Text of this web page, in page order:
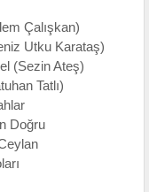
Çalışkan)
Utku Karataş)
(Sezin Ateş)
Tatlı)
Doğru